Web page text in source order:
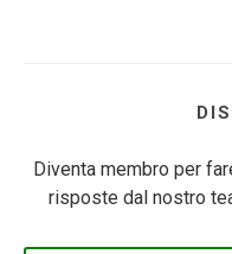
Diventa membro per
risposte dal nostro